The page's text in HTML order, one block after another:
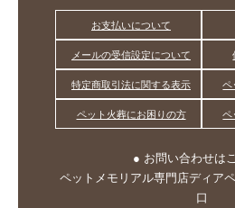
お支払いについて
メールの受信設定について
特定商取引法に関する表示 ペ
ペット火葬にお困りの方 ペ
● お問い合わせは
ペットメモリアル専門店ディア
口